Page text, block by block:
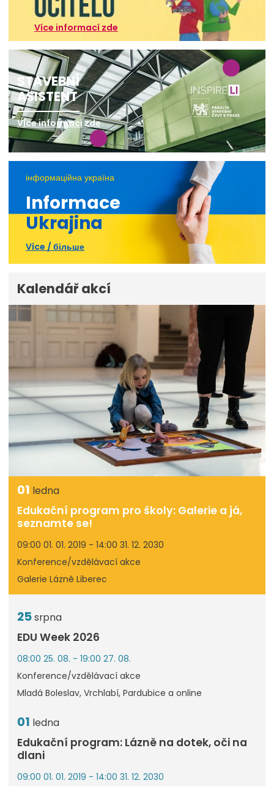
Více informací zde
STAVEBNÍ
ASISTENT
Více informací zde
інформаційна україна
Informace
Ukrajina
Více / більше
Kalendář akcí
01 ledna
Edukační program pro školy: Galerie a já,
seznamte se!
09:00 01. 01. 2019 - 14:00 31. 12. 2030
Konference/vzdělávací akce
Galerie Lázně Liberec
25srpna
EDU Week 2026
08:00 25. 08. - 19:00 27. 08.
Konference/vzdělávací akce
Mladá Boleslav, Vrchlabí, Pardubice a online
01 ledna
Edukační program: Lázně na dotek, oči na
dlani
09:00 01. 01. 2019 - 14:00 31. 12. 2030